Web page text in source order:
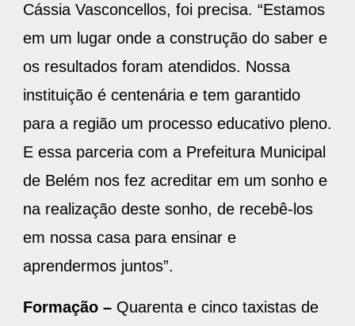
Cássia Vasconcellos, foi precisa. “Estamos
em um lugar onde a construção do saber e
os resultados foram atendidos. Nossa
instituição é centenária e tem garantido
para a região um processo educativo pleno.
E essa parceria com a Prefeitura Municipal
de Belém nos fez acreditar em um sonho e
na realização deste sonho, de recebê-los
em nossa casa para ensinar e
aprendermos juntos”.
Formação – Quarenta e cinco taxistas de